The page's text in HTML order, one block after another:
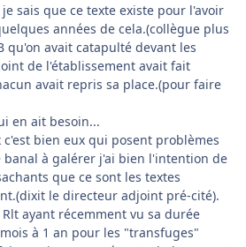
sais que ce texte existe pour l'avoir
années de cela.(collègue plus
qu'on avait catapulté devant les
de l'établissement avait fait
avait repris sa place.(pour faire
en ait besoin...
c'est bien eux qui posent problèmes
banal à galérer j'ai bien l'intention de
que ce sont les textes
le directeur adjoint pré-cité).
ayant récemment vu sa durée
à 1 an pour les "transfuges"